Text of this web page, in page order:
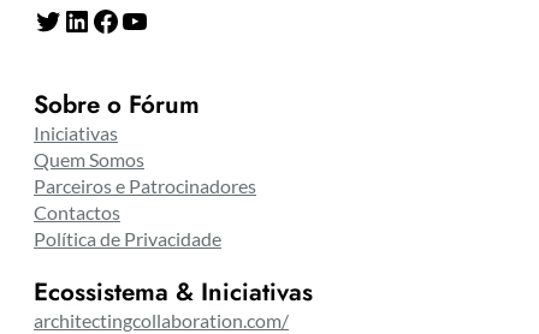
Twitter LinkedIn Facebook YouTube
Sobre o Fórum
Iniciativas
Quem Somos
Parceiros e Patrocinadores
Contactos
Política de Privacidade
Ecossistema & Iniciativas
architectingcollaboration.com/